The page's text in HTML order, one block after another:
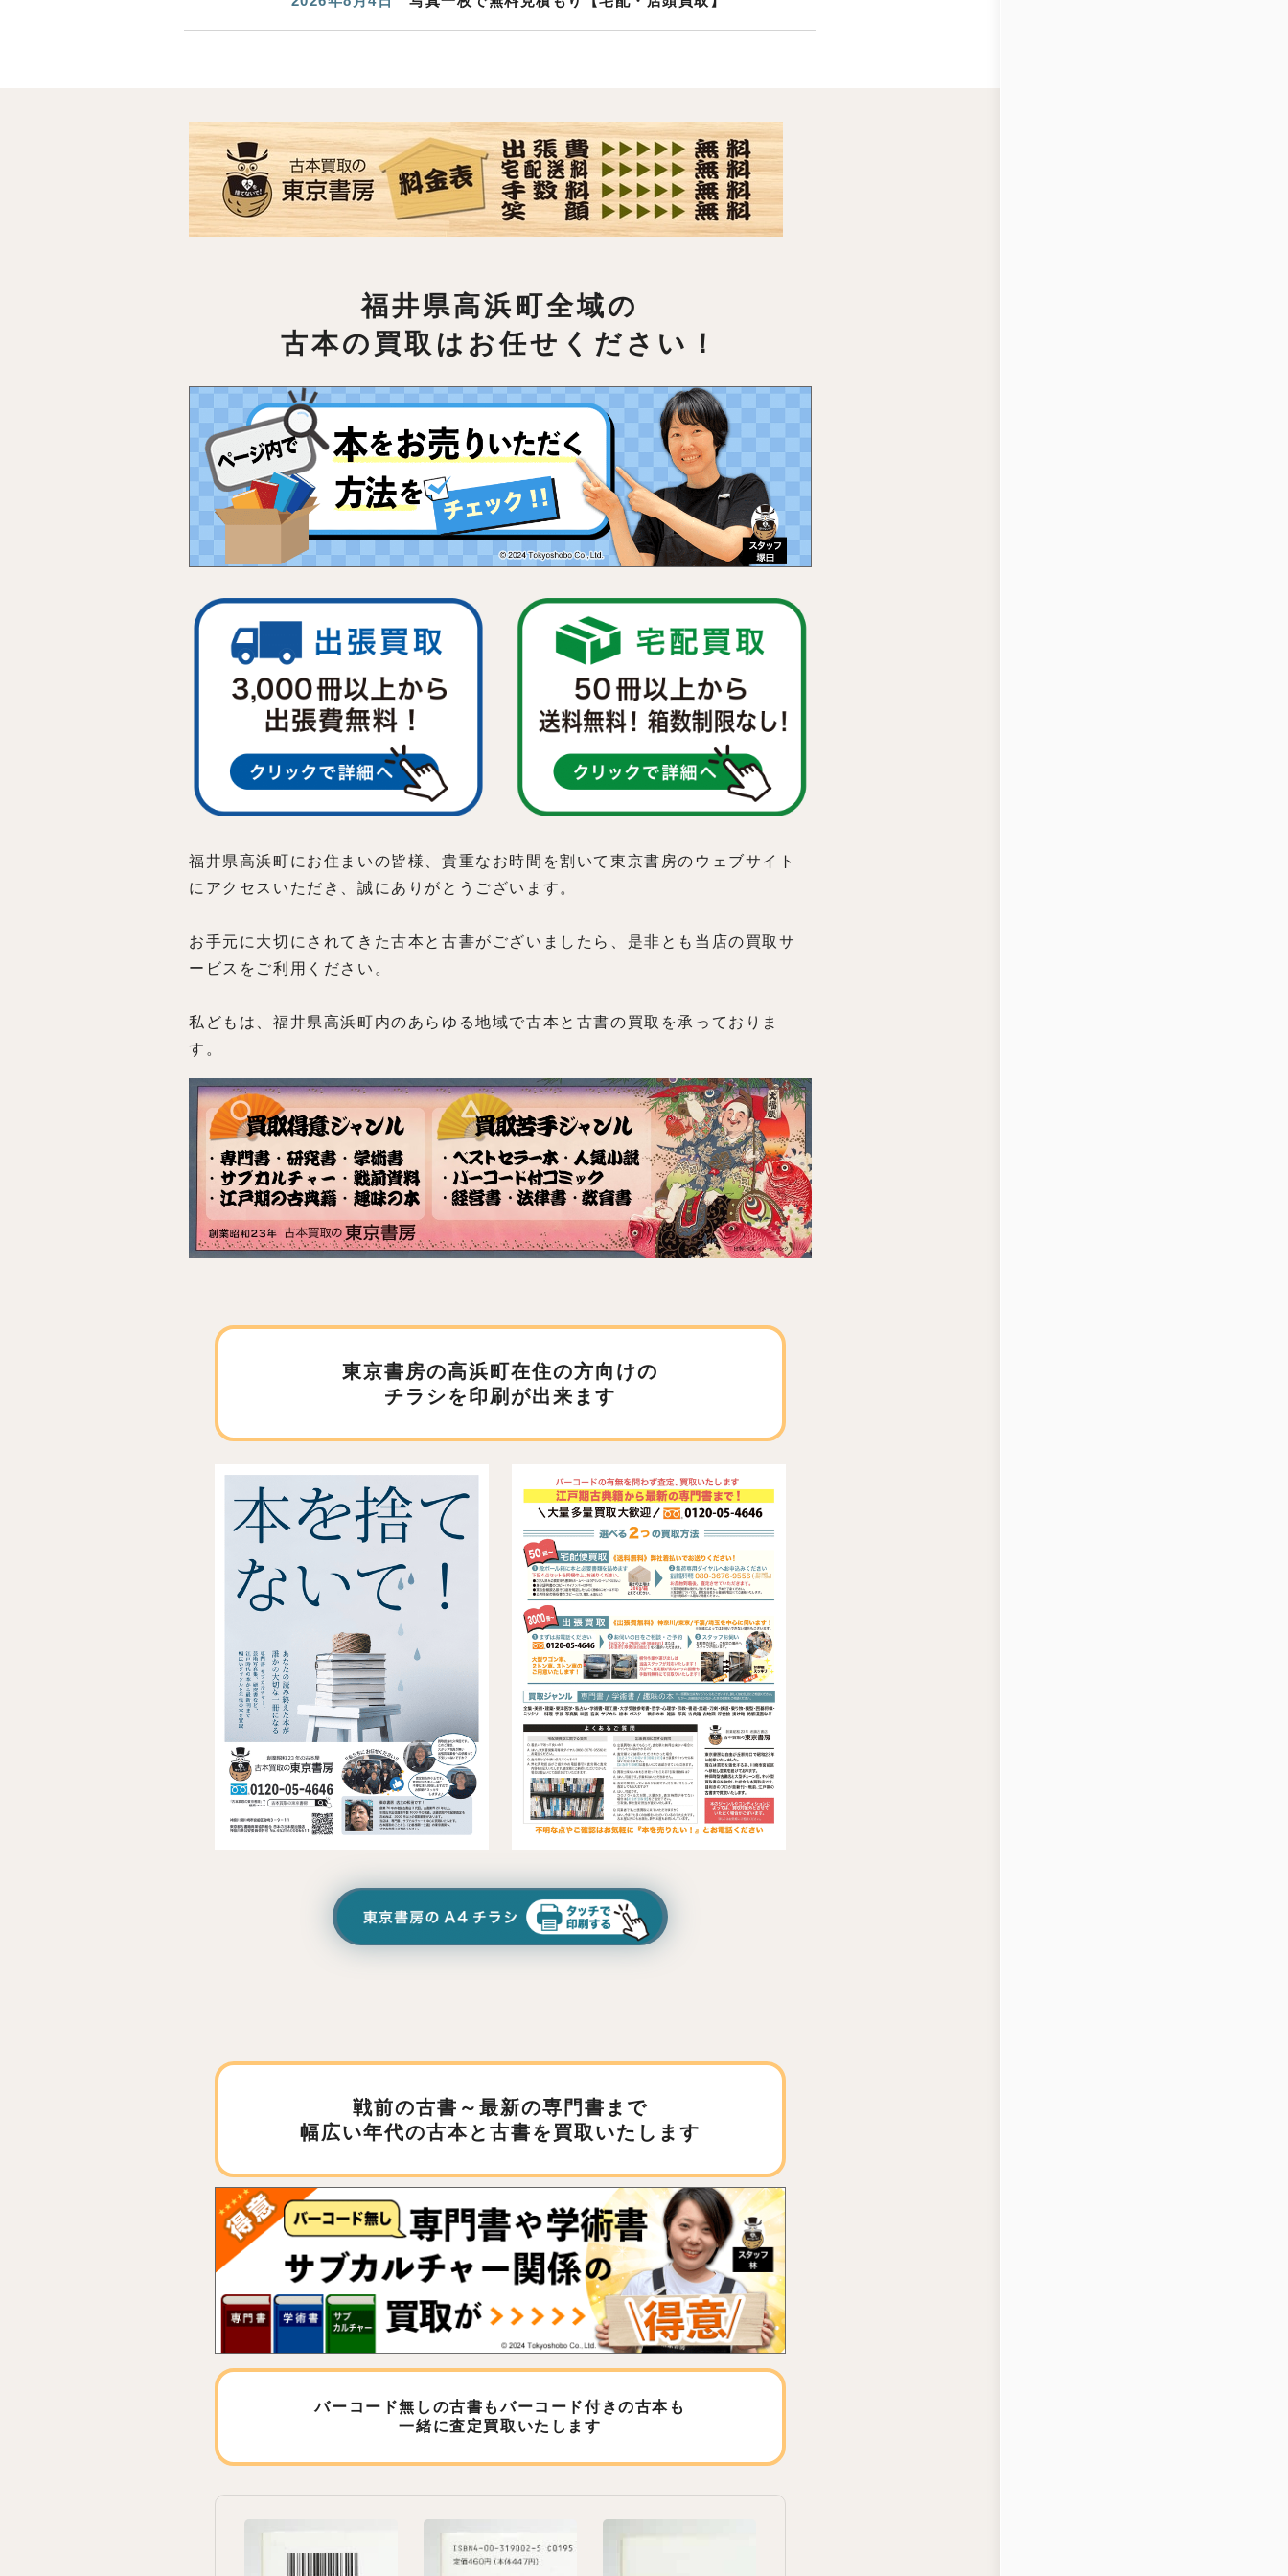
福井県高浜町全域の
古本の買取はお任せください！
福井県高浜町にお住まいの皆様、貴重なお時間を割いて東京書房のウェブサイト
にアクセスいただき、誠にありがとうございます。
お手元に大切にされてきた古本と古書がございましたら、是非とも当店の買取サ
ービスをご利用ください。
私どもは、福井県高浜町内のあらゆる地域で古本と古書の買取を承っておりま
す。
東京書房の高浜町在住の方向けの
チラシを印刷が出来ます
戦前の古書～最新の専門書まで
幅広い年代の古本と古書を買取いたします
バーコード無しの古書もバーコード付きの古本も
一緒に査定買取いたします